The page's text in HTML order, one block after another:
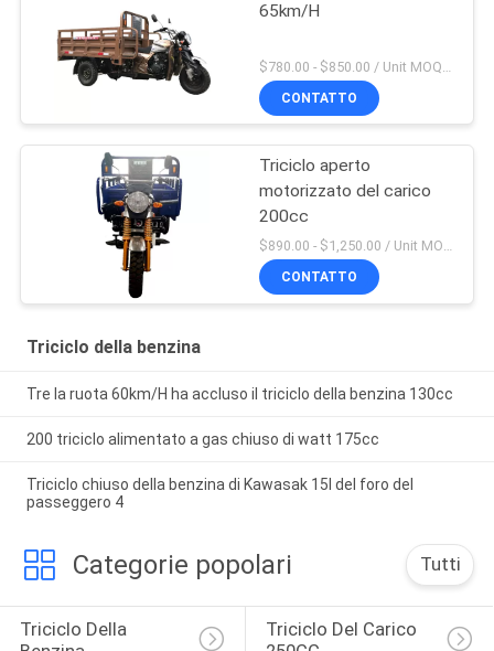
65km/H
CONTATTO
Triciclo aperto
motorizzato del carico
200cc
$890.00 - $1,250.00 / Unit MOQ:20 unità/unità
CONTATTO
Triciclo della benzina
Tre la ruota 60km/H ha accluso il triciclo della benzina 130cc
200 triciclo alimentato a gas chiuso di watt 175cc
Triciclo chiuso della benzina di Kawasak 15l del foro del
passeggero 4
Categorie popolari Tutti
Triciclo Della
Triciclo Del Carico